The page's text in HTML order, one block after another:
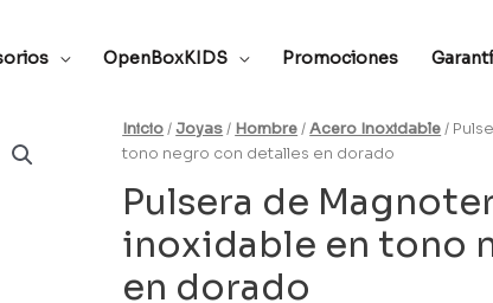
OpenBoxKIDS Promociones
Inicio/Joyas/ Hombre/Acero Inoxidable/
tono negro con detalles en dorado
Pulsera de
inoxidable en tono
en dorado